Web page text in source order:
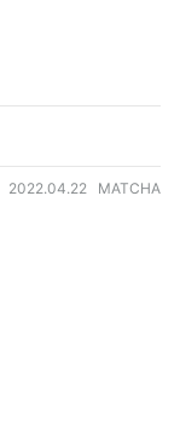
2022.04.22 MATCHA